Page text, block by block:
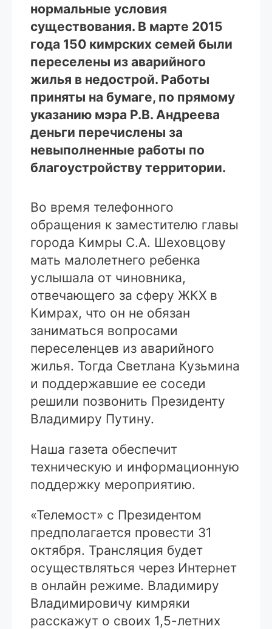
нормальные условия
существования. В марте 2015
года 150 кимрских семей были
переселены из аварийного
жилья в недострой. Работы
приняты на бумаге, по прямому
указанию мэра Р.В. Андреева
деньги перечислены за
невыполненные работы по
благоустройству территории.
Во время телефонного
обращения к заместителю главы
города Кимры С.А. Шеховцову
мать малолетнего ребенка
услышала от чиновника,
отвечающего за сферу ЖКХ в
Кимрах, что он не обязан
заниматься вопросами
переселенцев из аварийного
жилья. Тогда Светлана Кузьмина
и поддержавшие ее соседи
решили позвонить Президенту
Владимиру Путину.
Наша газета обеспечит
техническую и информационную
поддержку мероприятию.
«Телемост» с Президентом
предполагается провести 31
октября. Трансляция будет
осуществляться через Интернет
в онлайн режиме. Владимиру
Владимировичу кимряки
расскажут о своих 1,5-летних